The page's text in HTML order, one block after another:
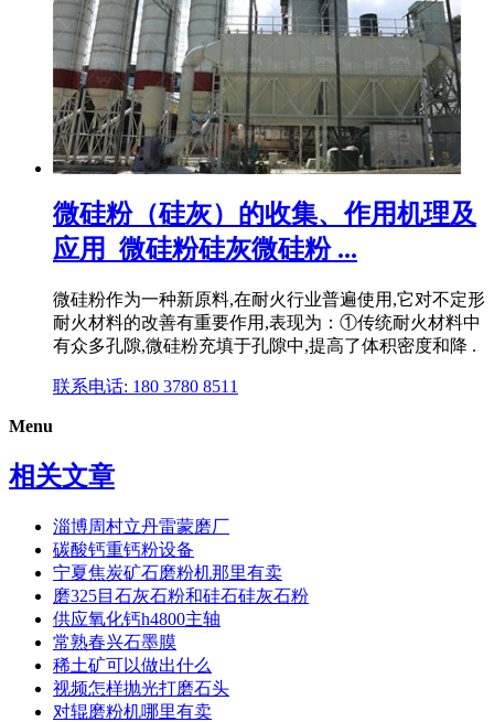
微硅粉（硅灰）的收集、作用机理及
应用_微硅粉硅灰微硅粉 ...
微硅粉作为一种新原料,在耐火行业普遍使用,它对不定形
耐火材料的改善有重要作用,表现为：①传统耐火材料中
有众多孔隙,微硅粉充填于孔隙中,提高了体积密度和降 .
联系电话: 180 3780 8511
Menu
相关文章
淄博周村立丹雷蒙磨厂
碳酸钙重钙粉设备
宁夏焦炭矿石磨粉机那里有卖
磨325目石灰石粉和硅石硅灰石粉
供应氧化钙h4800主轴
常熟春兴石墨膜
稀土矿可以做出什么
视频怎样抛光打磨石头
对辊磨粉机哪里有卖